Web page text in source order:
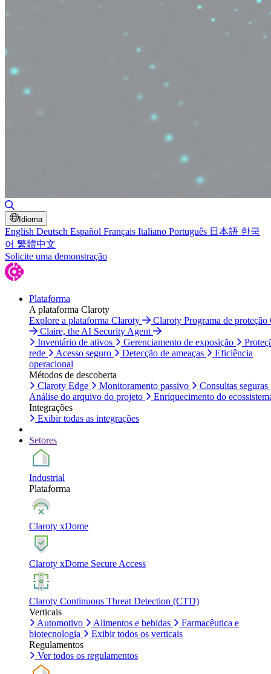
Idioma
English Deutsch Español Français Italiano Português 日本語 한국
어 繁體中文
Solicite uma demonstração
Plataforma
A plataforma Claroty
Explore a plataforma Claroty
Claroty Programa de proteção
Claire, the AI Security Agent
Inventário de ativos
Gerenciamento de exposição
rede
Acesso seguro Detecção de ameaças
Eficiência
operacional
Métodos de descoberta
Claroty Edge
Monitoramento passivo
Consultas seguras
Análise do arquivo do projeto
Enriquecimento do
Integrações
Exibir todas as integrações
Setores
Industrial
Plataforma
Claroty xDome
Claroty xDome Secure Access
Claroty Continuous Threat Detection (CTD)
Verticais
Automotivo
Alimentos e bebidas
Farmacêutica e
biotecnologia
Exibir todos os verticais
Regulamentos
Ver todos os regulamentos